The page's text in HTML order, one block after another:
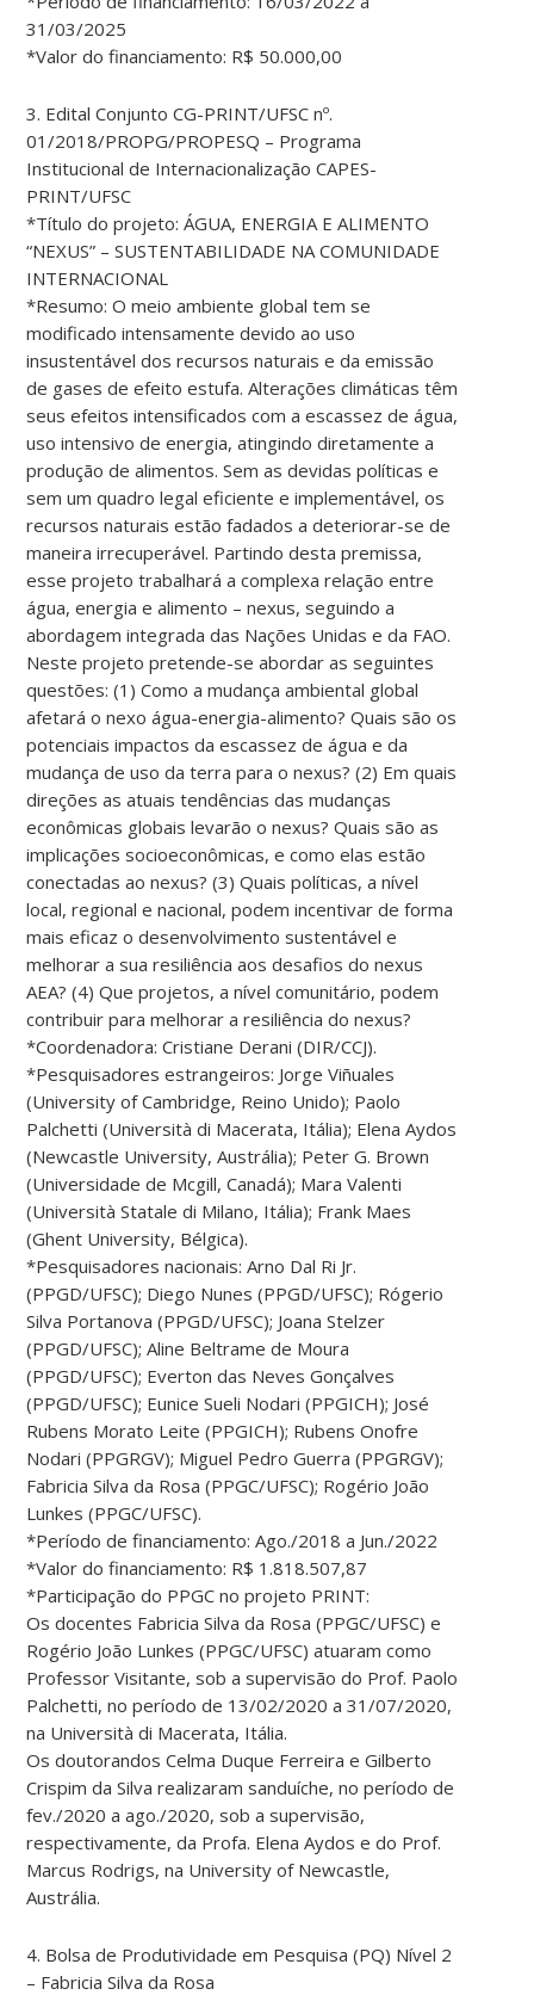
31/03/2025
*Valor do financiamento: R$ 50.000,00
3. Edital Conjunto CG-PRINT/UFSC nº.
01/2018/PROPG/PROPESQ – Programa
Institucional de Internacionalização CAPES-
PRINT/UFSC
*Título do projeto: ÁGUA, ENERGIA E ALIMENTO
“NEXUS” – SUSTENTABILIDADE NA COMUNIDADE
INTERNACIONAL
*Resumo: O meio ambiente global tem se
modificado intensamente devido ao uso
insustentável dos recursos naturais e da emissão
de gases de efeito estufa. Alterações climáticas têm
seus efeitos intensificados com a escassez de água,
uso intensivo de energia, atingindo diretamente a
produção de alimentos. Sem as devidas políticas e
sem um quadro legal eficiente e implementável, os
recursos naturais estão fadados a deteriorar-se de
maneira irrecuperável. Partindo desta premissa,
esse projeto trabalhará a complexa relação entre
água, energia e alimento – nexus, seguindo a
abordagem integrada das Nações Unidas e da FAO.
Neste projeto pretende-se abordar as seguintes
questões: (1) Como a mudança ambiental global
afetará o nexo água-energia-alimento? Quais são os
potenciais impactos da escassez de água e da
mudança de uso da terra para o nexus? (2) Em quais
direções as atuais tendências das mudanças
econômicas globais levarão o nexus? Quais são as
implicações socioeconômicas, e como elas estão
conectadas ao nexus? (3) Quais políticas, a nível
local, regional e nacional, podem incentivar de forma
mais eficaz o desenvolvimento sustentável e
melhorar a sua resiliência aos desafios do nexus
AEA? (4) Que projetos, a nível comunitário, podem
contribuir para melhorar a resiliência do nexus?
*Coordenadora: Cristiane Derani (DIR/CCJ).
*Pesquisadores estrangeiros: Jorge Viñuales
(University of Cambridge, Reino Unido); Paolo
Palchetti (Università di Macerata, Itália); Elena Aydos
(Newcastle University, Austrália); Peter G. Brown
(Universidade de Mcgill, Canadá); Mara Valenti
(Università Statale di Milano, Itália); Frank Maes
(Ghent University, Bélgica).
*Pesquisadores nacionais: Arno Dal Ri Jr.
(PPGD/UFSC); Diego Nunes (PPGD/UFSC); Rógerio
Silva Portanova (PPGD/UFSC); Joana Stelzer
(PPGD/UFSC); Aline Beltrame de Moura
(PPGD/UFSC); Everton das Neves Gonçalves
(PPGD/UFSC); Eunice Sueli Nodari (PPGICH); José
Rubens Morato Leite (PPGICH); Rubens Onofre
Nodari (PPGRGV); Miguel Pedro Guerra (PPGRGV);
Fabricia Silva da Rosa (PPGC/UFSC); Rogério João
Lunkes (PPGC/UFSC).
*Período de financiamento: Ago./2018 a Jun./2022
*Valor do financiamento: R$ 1.818.507,87
*Participação do PPGC no projeto PRINT:
Os docentes Fabricia Silva da Rosa (PPGC/UFSC) e
Rogério João Lunkes (PPGC/UFSC) atuaram como
Professor Visitante, sob a supervisão do Prof. Paolo
Palchetti, no período de 13/02/2020 a 31/07/2020,
na Università di Macerata, Itália.
Os doutorandos Celma Duque Ferreira e Gilberto
Crispim da Silva realizaram sanduíche, no período de
fev./2020 a ago./2020, sob a supervisão,
respectivamente, da Profa. Elena Aydos e do Prof.
Marcus Rodrigs, na University of Newcastle,
Austrália.
4. Bolsa de Produtividade em Pesquisa (PQ) Nível 2
– Fabricia Silva da Rosa